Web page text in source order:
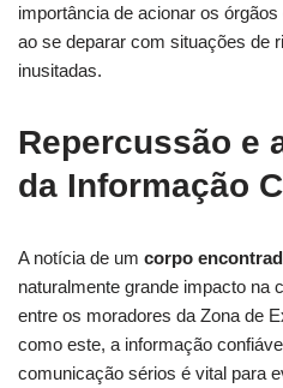
importância de acionar os
ao se deparar com situações de
inusitadas.
Repercussão e
da Informação
A notícia de um corpo
naturalmente grande impacto na
entre os moradores da Zona de
como este, a informação
comunicação sérios é vital para